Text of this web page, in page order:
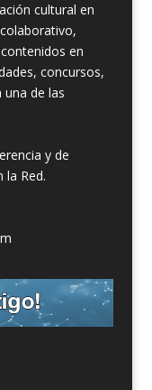
cultural en
en
concursos,
de las
y de
la Red.